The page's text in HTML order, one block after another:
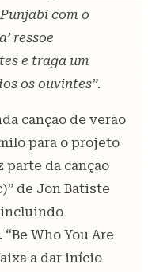
com o
ressoe
e traga um
os ouvintes”.
canção de verão
para o projeto
parte da canção
de Jon Batiste
incluindo
Who You Are
a dar início